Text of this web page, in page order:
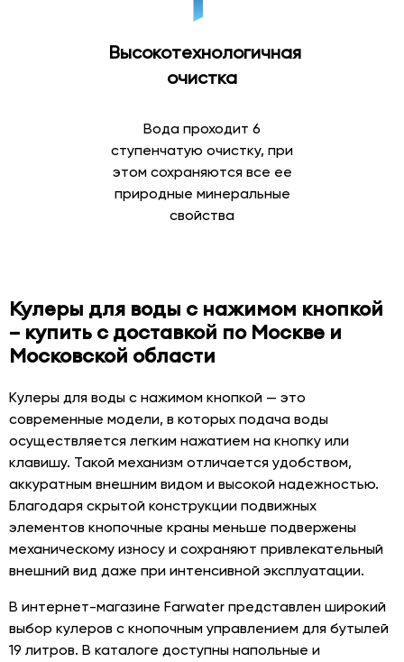
Высокотехнологичная
очистка
Вода проходит 6
ступенчатую очистку, при
этом сохраняются все ее
природные минеральные
свойства
Кулеры для воды с нажимом кнопкой
– купить с доставкой по Москве и
Московской области
Кулеры для воды с нажимом кнопкой — это
современные модели, в которых подача воды
осуществляется легким нажатием на кнопку или
клавишу. Такой механизм отличается удобством,
аккуратным внешним видом и высокой надежностью.
Благодаря скрытой конструкции подвижных
элементов кнопочные краны меньше подвержены
механическому износу и сохраняют привлекательный
внешний вид даже при интенсивной эксплуатации.
В интернет-магазине Farwater представлен широкий
выбор кулеров с кнопочным управлением для бутылей
19 литров. В каталоге доступны напольные и